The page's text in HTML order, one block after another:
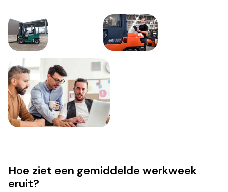
Hoe ziet een gemiddelde werkweek
eruit?